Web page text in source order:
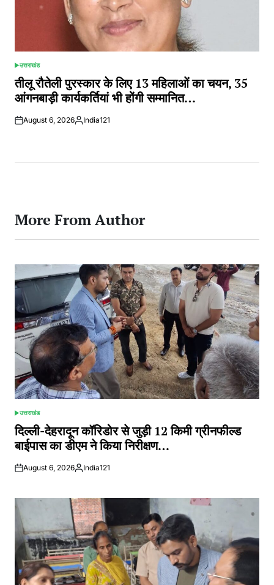
POSTED
IN
उत्तराखंड
तीलू रौतेली पुरस्कार के लिए 13 महिलाओं का चयन, 35
आंगनबाड़ी कार्यकर्तियां भी होंगी सम्मानित…
August 6, 2026Posted
India121
More From Author
POSTED
IN
उत्तराखंड
दिल्ली-देहरादून कॉरिडोर से जुड़ी 12 किमी ग्रीनफील्ड
बाईपास का डीएम ने किया निरीक्षण…
August 6, 2026Posted
India121